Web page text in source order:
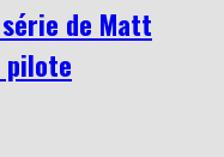
de Matt